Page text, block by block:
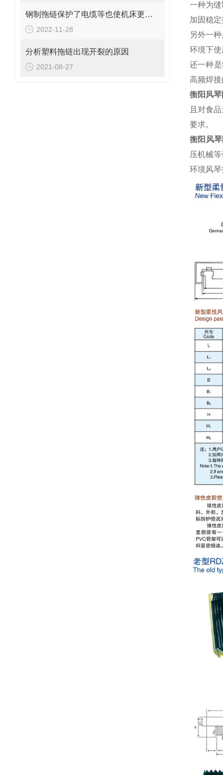
钢制拖链保护了电缆等也使机床更美观
2022-11-28
分析塑料拖链出现开裂的原因
2021-08-27
一种为
加固稳
另外一
环境下
还一种
高频焊
衡阳风
且对食
要求。
衡阳风
压机械
环境风